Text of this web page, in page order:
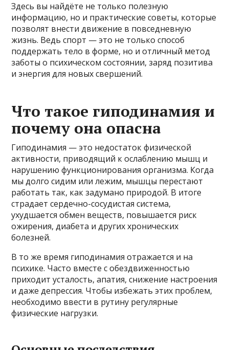
Здесь вы найдёте не только полезную
информацию, но и практические советы, которые
позволят внести движение в повседневную
жизнь. Ведь спорт — это не только способ
поддержать тело в форме, но и отличный метод
заботы о психическом состоянии, заряд позитива
и энергия для новых свершений.
Что такое гиподинамия и
почему она опасна
Гиподинамия — это недостаток физической
активности, приводящий к ослаблению мышц и
нарушению функционирования организма. Когда
мы долго сидим или лежим, мышцы перестают
работать так, как задумано природой. В итоге
страдает сердечно-сосудистая система,
ухудшается обмен веществ, повышается риск
ожирения, диабета и других хронических
болезней.
В то же время гиподинамия отражается и на
психике. Часто вместе с обездвиженностью
приходит усталость, апатия, снижение настроения
и даже депрессия. Чтобы избежать этих проблем,
необходимо ввести в рутину регулярные
физические нагрузки.